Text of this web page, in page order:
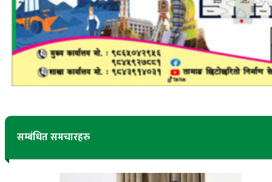
सम्बंधित समचारहरु